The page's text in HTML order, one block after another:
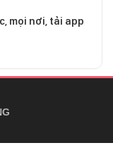
mọi nơi, tải app